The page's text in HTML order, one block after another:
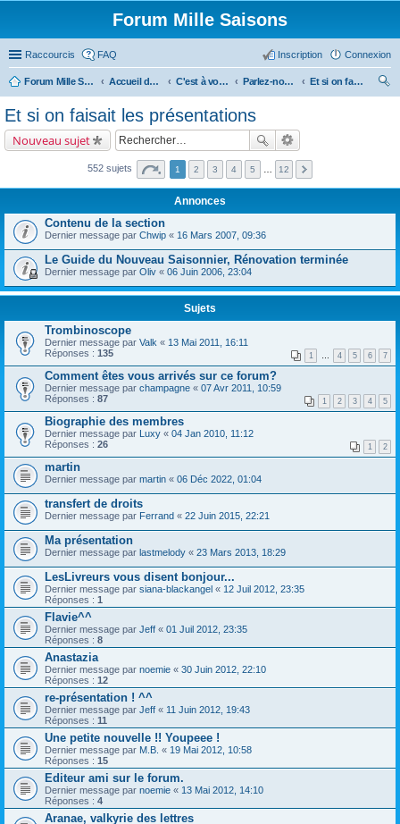
Forum Mille Saisons
Raccourcis FAQ Connexion
Inscription
Forum Mille Saisons Accueil du forum C'est à vous ! Parlez-nous de vous !
Et si on faisait les présentations
Et si on faisait les présentations
Nouveau sujet
552 sujets 1 2 3 4 5 12
Annonces
Contenu de la section
Dernier message par Chwip « 16 Mars 2007, 09:36
Le Guide du Nouveau Saisonnier, Rénovation terminée
Dernier message par Oliv « 06 Juin 2006, 23:04
Sujets
Trombinoscope
Dernier message par Valk « 13 Mai 2011, 16:11
Réponses : 135 1 … 4 5 6 7
Comment êtes vous arrivés sur ce forum?
Dernier message par champagne « 07 Avr 2011, 10:59
Réponses : 87 1 2 3 4 5
Biographie des membres
Dernier message par Luxy « 04 Jan 2010, 11:12
Réponses : 26 1 2
martin
Dernier message par martin « 06 Déc 2022, 01:04
transfert de droits
Dernier message par Ferrand « 22 Juin 2015, 22:21
Ma présentation
Dernier message par lastmelody « 23 Mars 2013, 18:29
LesLivreurs vous disent bonjour...
Dernier message par siana-blackangel « 12 Juil 2012, 23:35
Réponses : 1
Flavie^^
Dernier message par Jeff « 01 Juil 2012, 23:35
Réponses : 8
Anastazia
Dernier message par noemie « 30 Juin 2012, 22:10
Réponses : 12
re-présentation ! ^^
Dernier message par Jeff « 11 Juin 2012, 19:43
Réponses : 11
Une petite nouvelle !! Youpeee !
Dernier message par M.B. « 19 Mai 2012, 10:58
Réponses : 15
Editeur ami sur le forum.
Dernier message par noemie « 13 Mai 2012, 14:10
Réponses : 4
Aranae, valkyrie des lettres